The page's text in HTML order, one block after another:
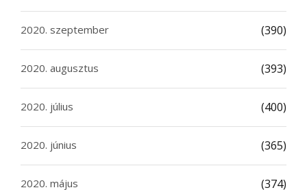
2020. szeptember (390)
2020. augusztus (393)
2020. július (400)
2020. június (365)
2020. május (374)